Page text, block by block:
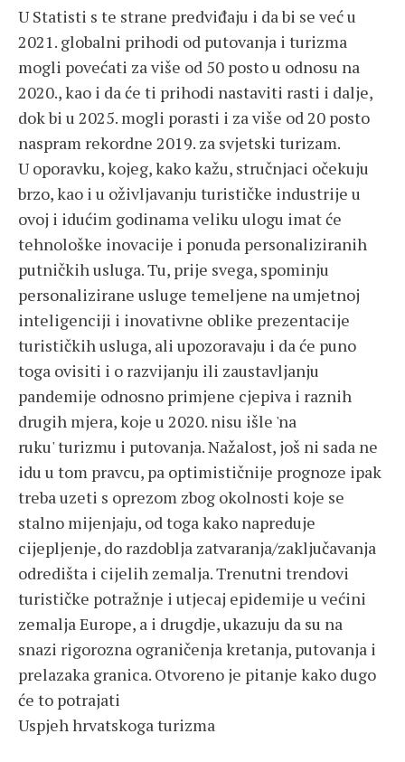
U Statisti s te strane predviđaju i da bi se već u
2021. globalni prihodi od putovanja i turizma
mogli povećati za više od 50 posto u odnosu na
2020., kao i da će ti prihodi nastaviti rasti i dalje,
dok bi u 2025. mogli porasti i za više od 20 posto
naspram rekordne 2019. za svjetski turizam.
U oporavku, kojeg, kako kažu, stručnjaci očekuju
brzo, kao i u oživljavanju turističke industrije u
ovoj i idućim godinama veliku ulogu imat će
tehnološke inovacije i ponuda personaliziranih
putničkih usluga. Tu, prije svega, spominju
personalizirane usluge temeljene na umjetnoj
inteligenciji i inovativne oblike prezentacije
turističkih usluga, ali upozoravaju i da će puno
toga ovisiti i o razvijanju ili zaustavljanju
pandemije odnosno primjene cjepiva i raznih
drugih mjera, koje u 2020. nisu išle 'na
ruku' turizmu i putovanja. Nažalost, još ni sada ne
idu u tom pravcu, pa optimističnije prognoze ipak
treba uzeti s oprezom zbog okolnosti koje se
stalno mijenjaju, od toga kako napreduje
cijepljenje, do razdoblja zatvaranja/zaključavanja
odredišta i cijelih zemalja. Trenutni trendovi
turističke potražnje i utjecaj epidemije u većini
zemalja Europe, a i drugdje, ukazuju da su na
snazi rigorozna ograničenja kretanja, putovanja i
prelazaka granica. Otvoreno je pitanje kako dugo
će to potrajati
Uspjeh hrvatskoga turizma